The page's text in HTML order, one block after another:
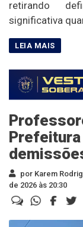
retirando
significativa
por Karem
de 2026 às 20:30